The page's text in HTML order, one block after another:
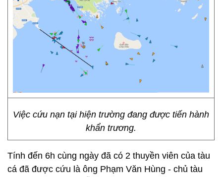
Việc cứu nạn tại hiện trường đang được tiến hành
khẩn trương.
Tính đến 6h cùng ngày đã có 2 thuyền viên của tàu
cá đã được cứu là ông Phạm Văn Hùng - chủ tàu